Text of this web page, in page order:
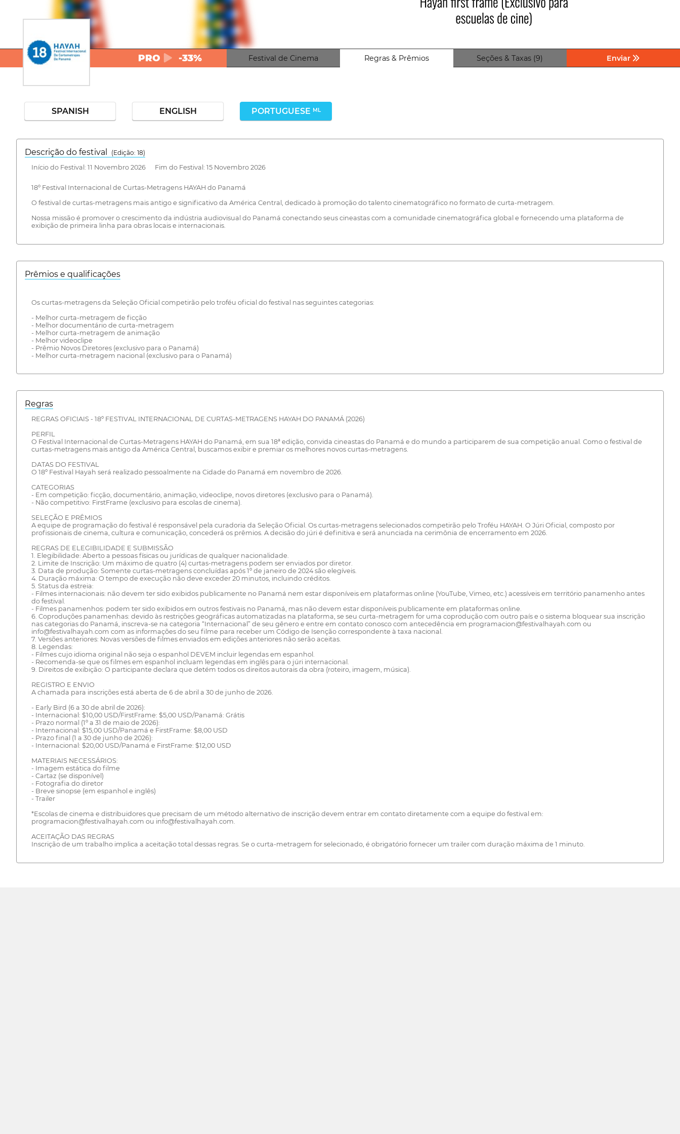
PRO -33% Festival de Cinema Regras & Prêmios Seções & Taxas (9) Enviar
SPANISH ENGLISH PORTUGUESE ML
Descrição do festival
(Edição: 18)
Início do Festival: 11 Novembro 2026 Fim do Festival: 15 Novembro 2026
18º Festival Internacional de Curtas-Metragens HAYAH do Panamá
O festival de curtas-metragens mais antigo e significativo da América Central, dedicado à promoção do talento cinematográfico no formato de curta-metragem.
Nossa missão é promover o crescimento da indústria audiovisual do Panamá conectando seus cineastas com a comunidade cinematográfica global e fornecendo uma plataforma de
exibição de primeira linha para obras locais e internacionais.
Prêmios e qualificações
Os curtas-metragens da Seleção Oficial competirão pelo troféu oficial do festival nas seguintes categorias:
- Melhor curta-metragem de ficção
- Melhor documentário de curta-metragem
- Melhor curta-metragem de animação
- Melhor videoclipe
- Prêmio Novos Diretores (exclusivo para o Panamá)
- Melhor curta-metragem nacional (exclusivo para o Panamá)
Regras
REGRAS OFICIAIS - 18º FESTIVAL INTERNACIONAL DE CURTAS-METRAGENS HAYAH DO PANAMÁ (2026)
PERFIL
O Festival Internacional de Curtas-Metragens HAYAH do Panamá, em sua 18ª edição, convida cineastas do Panamá e do mundo a participarem de sua competição anual. Como o festival de
curtas-metragens mais antigo da América Central, buscamos exibir e premiar os melhores novos curtas-metragens.
DATAS DO FESTIVAL
O 18º Festival Hayah será realizado pessoalmente na Cidade do Panamá em novembro de 2026.
CATEGORIAS
- Em competição: ficção, documentário, animação, videoclipe, novos diretores (exclusivo para o Panamá).
- Não competitivo: FirstFrame (exclusivo para escolas de cinema).
SELEÇÃO E PRÊMIOS
A equipe de programação do festival é responsável pela curadoria da Seleção Oficial. Os curtas-metragens selecionados competirão pelo Troféu HAYAH. O Júri Oficial, composto por
profissionais de cinema, cultura e comunicação, concederá os prêmios. A decisão do júri é definitiva e será anunciada na cerimônia de encerramento em 2026.
REGRAS DE ELEGIBILIDADE E SUBMISSÃO
1. Elegibilidade: Aberto a pessoas físicas ou jurídicas de qualquer nacionalidade.
2. Limite de Inscrição: Um máximo de quatro (4) curtas-metragens podem ser enviados por diretor.
3. Data de produção: Somente curtas-metragens concluídas após 1º de janeiro de 2024 são elegíveis.
4. Duração máxima: O tempo de execução não deve exceder 20 minutos, incluindo créditos.
5. Status da estreia:
- Filmes internacionais: não devem ter sido exibidos publicamente no Panamá nem estar disponíveis em plataformas online (YouTube, Vimeo, etc.) acessíveis em território panamenho antes
do festival.
- Filmes panamenhos: podem ter sido exibidos em outros festivais no Panamá, mas não devem estar disponíveis publicamente em plataformas online.
6. Coproduções panamenhas: devido às restrições geográficas automatizadas na plataforma, se seu curta-metragem for uma coprodução com outro país e o sistema bloquear sua inscrição
nas categorias do Panamá, inscreva-se na categoria “Internacional” de seu gênero e entre em contato conosco com antecedência em programacion@festivalhayah.com ou
info@festivalhayah.com com as informações do seu filme para receber um Código de Isenção correspondente à taxa nacional.
7. Versões anteriores: Novas versões de filmes enviados em edições anteriores não serão aceitas.
8. Legendas:
- Filmes cujo idioma original não seja o espanhol DEVEM incluir legendas em espanhol.
- Recomenda-se que os filmes em espanhol incluam legendas em inglês para o júri internacional.
9. Direitos de exibição: O participante declara que detém todos os direitos autorais da obra (roteiro, imagem, música).
REGISTRO E ENVIO
A chamada para inscrições está aberta de 6 de abril a 30 de junho de 2026.
- Early Bird (6 a 30 de abril de 2026):
- Internacional: $10,00 USD/FirstFrame: $5,00 USD/Panamá: Grátis
- Prazo normal (1º a 31 de maio de 2026):
- Internacional: $15,00 USD/Panamá e FirstFrame: $8,00 USD
- Prazo final (1 a 30 de junho de 2026):
- Internacional: $20,00 USD/Panamá e FirstFrame: $12,00 USD
MATERIAIS NECESSÁRIOS:
- Imagem estática do filme
- Cartaz (se disponível)
- Fotografia do diretor
- Breve sinopse (em espanhol e inglês)
- Trailer
*Escolas de cinema e distribuidores que precisam de um método alternativo de inscrição devem entrar em contato diretamente com a equipe do festival em:
programacion@festivalhayah.com ou info@festivalhayah.com.
ACEITAÇÃO DAS REGRAS
Inscrição de um trabalho implica a aceitação total dessas regras. Se o curta-metragem for selecionado, é obrigatório fornecer um trailer com duração máxima de 1 minuto.